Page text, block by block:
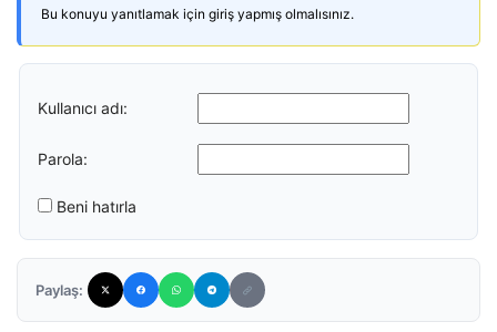
Bu konuyu yanıtlamak için giriş yapmış olmalısınız.
Kullanıcı adı:
Parola:
Beni hatırla
Paylaş: